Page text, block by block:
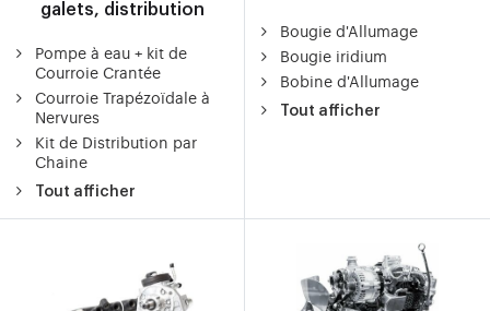
galets, distribution
Pompe à eau + kit de
Courroie Crantée
Courroie Trapézoïdale à
Nervures
Kit de Distribution par
Chaine
Tout afficher
Bougie d'Allumage
Bougie iridium
Bobine d'Allumage
Tout afficher